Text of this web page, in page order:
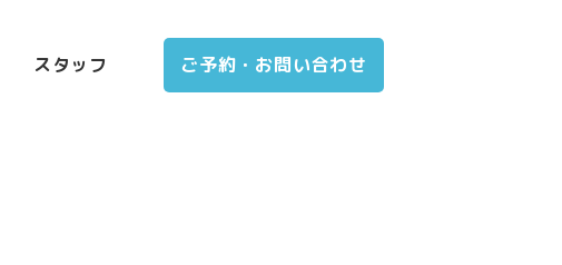
スタッフ ご予約・お問い合わせ